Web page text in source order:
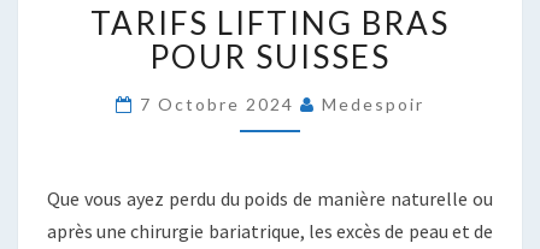
LIFTING
BRAS
POUR
SUISSES
TARIFS LIFTING BRAS
POUR SUISSES
7 Octobre 2024 Medespoir
Que vous ayez perdu du poids de manière naturelle ou
après une chirurgie bariatrique, les excès de peau et de